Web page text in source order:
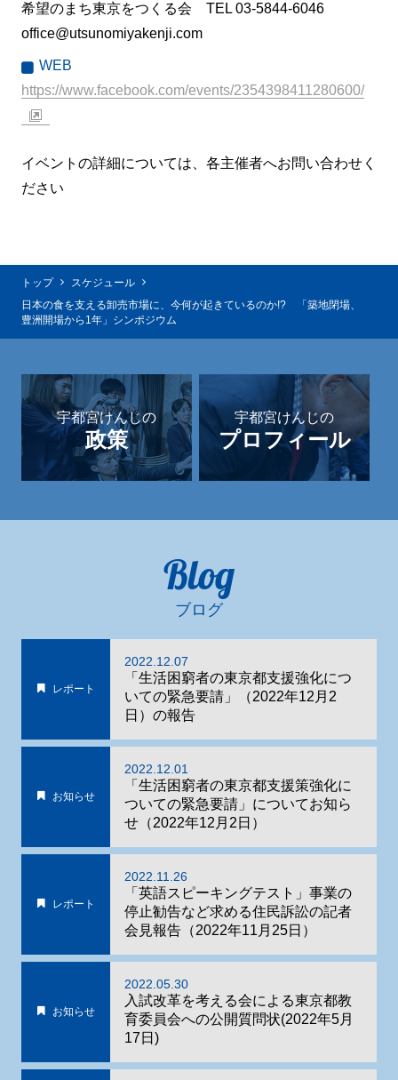
希望のまち東京をつくる会 TEL 03-5844-6046
office@utsunomiyakenji.com
WEB
https://www.facebook.com/events/2354398411280600/
イベントの詳細については、各主催者へお問い合わせく
ださい
トップ
スケジュール
日本の食を支える卸売市場に、今何が起きているのか!? 「築地閉場、
豊洲開場から1年」シンポジウム
宇都宮けんじの
政策
宇都宮けんじの
プロフィール
Blog
ブログ
レポート
2022.12.07
「生活困窮者の東京都支援強化につ
いての緊急要請」（2022年12月2
日）の報告
お知らせ
2022.12.01
「生活困窮者の東京都支援策強化に
ついての緊急要請」についてお知ら
せ（2022年12月2日）
レポート
2022.11.26
「英語スピーキングテスト」事業の
停止勧告など求める住民訴訟の記者
会見報告（2022年11月25日）
お知らせ
2022.05.30
入試改革を考える会による東京都教
育委員会への公開質問状(2022年5月
17日)